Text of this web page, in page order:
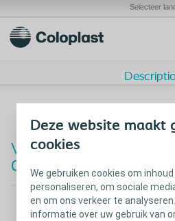
Deze website maakt
cookies
We gebruiken cookies om
personaliseren, om sociale
en om ons verkeer te
informatie over uw gebruik van
Selecteer
Vraag proefpakket
Compact aan